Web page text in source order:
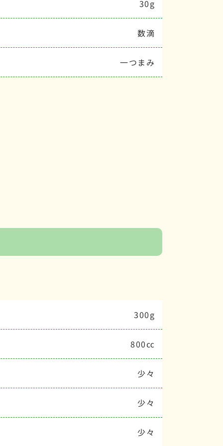
30g
数滴
一つまみ
300g
800㏄
少々
少々
少々